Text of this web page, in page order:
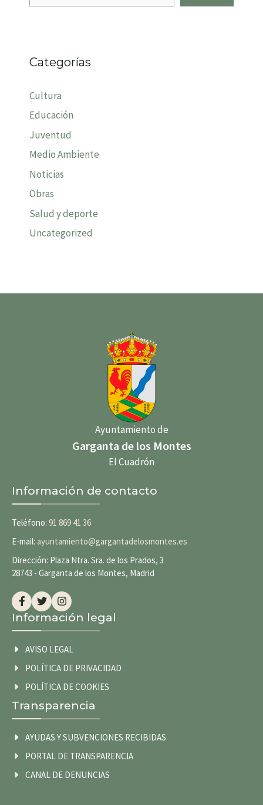
Categorías
Cultura
Educación
Juventud
Medio Ambiente
Noticias
Obras
Salud y deporte
Uncategorized
Ayuntamiento de
Garganta de los Montes
El Cuadrón
Información de contacto
Teléfono: 91 869 41 36
E-mail: ayuntamiento@gargantadelosmontes.es
Dirección: Plaza Ntra. Sra. de los Prados, 3
28743 - Garganta de los Montes, Madrid
Información legal
AVISO LEGAL
POLÍTICA DE PRIVACIDAD
POLÍTICA DE COOKIES
Transparencia
AYUDAS Y SUBVENCIONES RECIBIDAS
PORTAL DE TRANSPARENCIA
CANAL DE DENUNCIAS